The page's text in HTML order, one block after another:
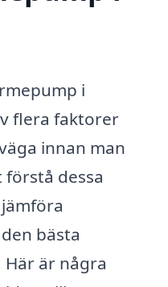
i
flera faktorer
innan man
dessa
bästa
är några